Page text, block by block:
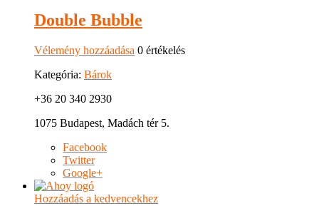
Double Bubble
Vélemény hozzáadása 0 értékelés
Kategória: Bárok
+36 20 340 2930
1075 Budapest, Madách tér 5.
Facebook
Twitter
Google+
Hozzáadás a kedvencekhez